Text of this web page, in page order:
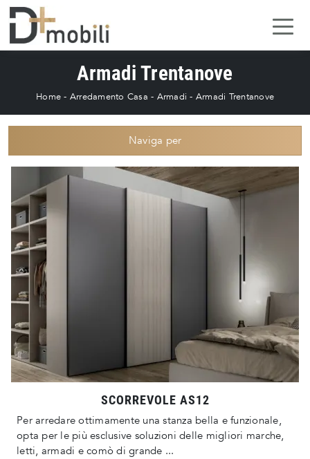
Armadi Trentanove
Home - Arredamento Casa - Armadi - Armadi Trentanove
Naviga per
SCORREVOLE AS12
Per arredare ottimamente una stanza bella e funzionale,
opta per le più esclusive soluzioni delle migliori marche,
letti, armadi e comò di grande ...